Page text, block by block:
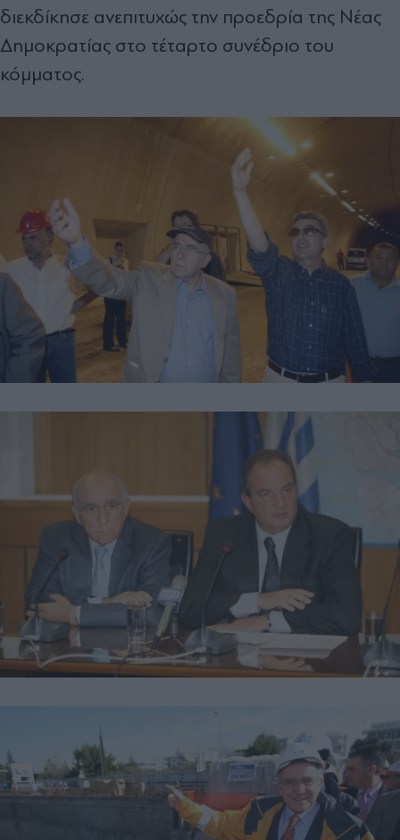
διεκδίκησε ανεπιτυχώς την προεδρία της Νέας
Δημοκρατίας στο τέταρτο συνέδριο του
κόμματος.